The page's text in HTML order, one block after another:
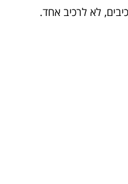
לא לרכיב אחד.